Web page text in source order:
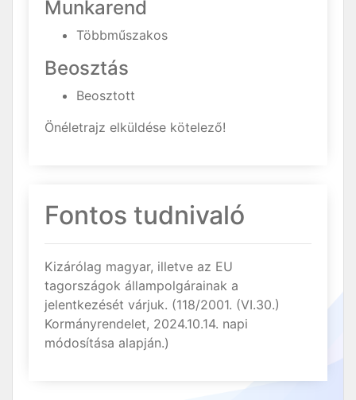
Munkarend
Többműszakos
Beosztás
Beosztott
Önéletrajz elküldése kötelező!
Fontos tudnivaló
Kizárólag magyar, illetve az EU
tagországok állampolgárainak a
jelentkezését várjuk. (118/2001. (VI.30.)
Kormányrendelet, 2024.10.14. napi
módosítása alapján.)